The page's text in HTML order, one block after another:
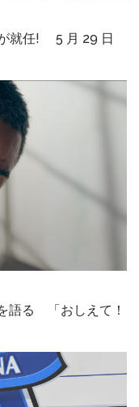
語る 「おしえて！